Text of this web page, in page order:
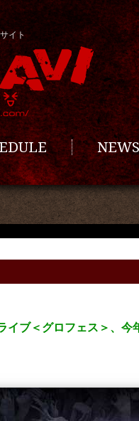
イト
NEWS
イブ＜グロフェス＞、